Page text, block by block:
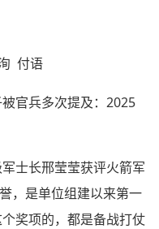
付语
官兵多次提及：2025
士长邢莹莹获评火箭军
，是单位组建以来第一
奖项的，都是备战打仗